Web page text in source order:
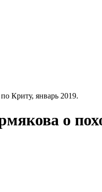
Криту, январь 2019.
о